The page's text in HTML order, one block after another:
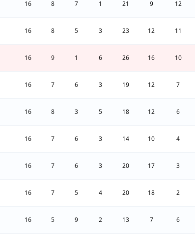
16 8 7 1 21 9 12
16 8 5 3 23 12 11
16 9 1 6 26 16 10
16 7 6 3 19 12 7
16 8 3 5 18 12 6
16 7 6 3 14 10 4
16 7 6 3 20 17 3
16 7 5 4 20 18 2
16 5 9 2 13 7 6